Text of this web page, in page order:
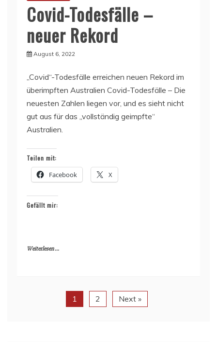
Covid-Todesfälle –
neuer Rekord
August 6, 2022
„Covid“-Todesfälle erreichen neuen Rekord im
überimpften Australien Covid-Todesfälle – Die
neuesten Zahlen liegen vor, und es sieht nicht
gut aus für das „vollständig geimpfte“
Australien.
Teilen mit:
Facebook X
Gefällt mir:
Weiterlesen ...
1 2 Next »